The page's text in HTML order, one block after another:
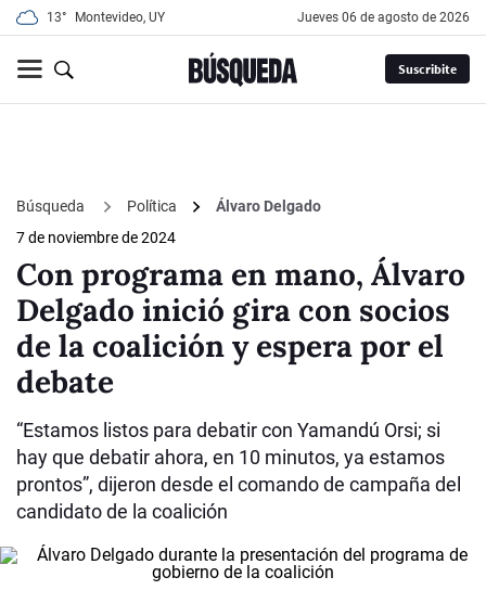
13° Montevideo, UY jueves 06 de agosto de 2026
Suscribite
Búsqueda Política
Álvaro Delgado
7 de noviembre de 2024
Con programa en mano, Álvaro
Delgado inició gira con socios
de la coalición y espera por el
debate
“Estamos listos para debatir con Yamandú Orsi; si
hay que debatir ahora, en 10 minutos, ya estamos
prontos”, dijeron desde el comando de campaña del
candidato de la coalición